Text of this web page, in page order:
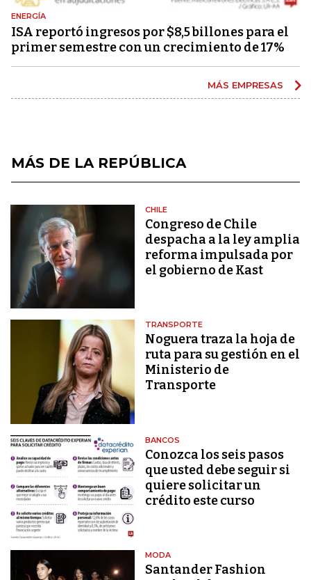
ENERGÍA
ISA reportó ingresos por $8,5 billones para el
primer semestre con un crecimiento de 17%
MÁS EMPRESAS
MÁS DE LA REPÚBLICA
CHILE
Congreso de Chile
despacha a la ley amplia
reforma impulsada por
el gobierno de Kast
TRANSPORTE
Noguera traza la hoja de
ruta para su gestión en el
Ministerio de
Transporte
BANCOS
Conozca los seis pasos
que usted debe seguir si
quiere solicitar un
crédito este curso
MODA
Santander Fashion